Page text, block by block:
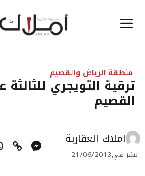
إلى القائمة
منطقة الرياض والقصيم
ترقية التويجري للثالثة
القصيم
املاك العقارية
نشر في21/06/2013